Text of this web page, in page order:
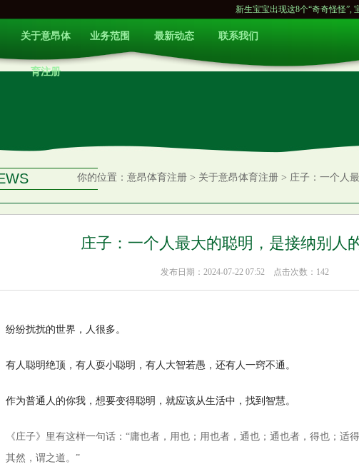
新生宝宝出现这8个“奇奇怪怪”, 宝妈先别急,
关于意昂体
育注册
业务范围 最新动态 联系我们
你的位置： 意昂体育注册 > 关于意昂体育注册 > 庄子：一个人
庄子：一个人最大的聪明，是接纳别人
发布日期：2024-07-22 07:52 点击次数：142
纷纷扰扰的世界，人很多。
有人聪明绝顶，有人耍小聪明，有人大智若愚，还有人一窍不通。
作为普通人的你我，想要变得聪明，就应该从生活中，找到智慧。
《庄子》里有这样一句话：“庸也者，用也；用也者，通也；通也者，得也；适
其然，谓之道。”